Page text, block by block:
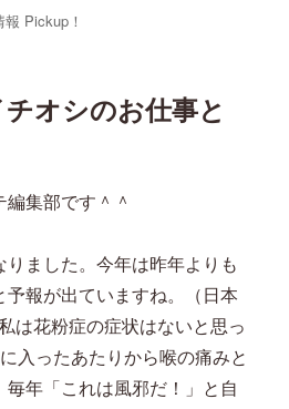
Pickup！
チオシのお仕事と
集部です＾＾
りました。今年は昨年よりも
予報が出ていますね。（日本
花粉症の症状はないと思っ
入ったあたりから喉の痛みと
毎年「これは風邪だ！」と自